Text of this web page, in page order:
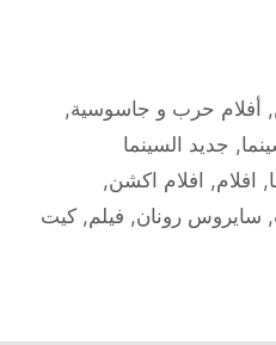
, أفلام حرب و جاسوسية,
, جديد السينما
, افلام, افلام اكشن,
, سايروس رونان, فيلم, كيت